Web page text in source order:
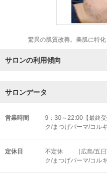
驚異の肌質改善。美肌に特
サロンの利用傾向
サロンデータ
営業時間
9：30～22:00【最終
ク/まつげパーマ/コル
定休日
不定休 ［広島/五日
ク/まつげパーマ/コル